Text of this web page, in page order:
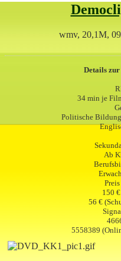
wmv, 20,1M,
Details
34 min je
Politische
Ab
150
56 €
5558389